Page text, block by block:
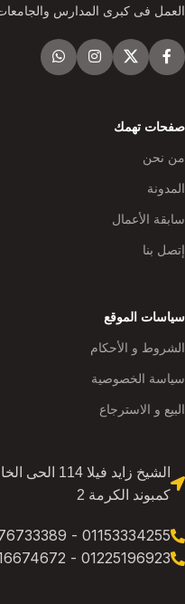
العمل فى كبرى المدارس والجامعات
صفحات تهمك
من نحن
المدونة
سابقة الأعمال
إتصل بنا
سياسات الموقع
الشروط و الأحكام
سياسة الخصوصية
البيع و الاسترجاع
الشيخ زايد
كمبوند الكرمة 2
01153334255 - 01276733389
01225196923 - 01116674672